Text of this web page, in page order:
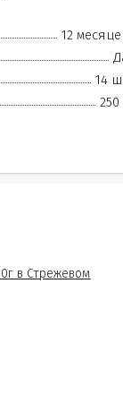
12
14
250